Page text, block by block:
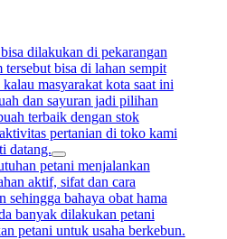
dilakukan di pekarangan
bisa di lahan sempit
masyarakat kota saat ini
dan sayuran jadi pilihan
terbaik dengan stok
pertanian di toko kami
datang.
petani menjalankan
aktif, sifat dan cara
sehingga bahaya obat hama
banyak dilakukan petani
petani untuk usaha berkebun.